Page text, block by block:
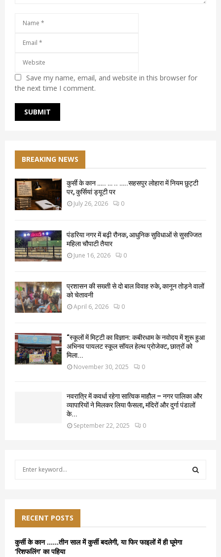
Save my name, email, and website in this browser for
the next time I comment.
BREAKING NEWS
कुर्सी के कान ….. … .. …..सहसपुर लोहारा में नियम छुट्टी
पर, कुर्सियां ड्यूटी पर
July 26, 2026 0
पंडरिया नगर में बढ़ी रौनक, आधुनिक सुविधाओं से सुसज्जित
महिला चौपाटी तैयार
June 16, 2026 0
प्रशासन की सख्ती से दो बाल विवाह रुके, कानून तोड़ने वालों
को चेतावनी
April 6, 2026 0
“स्कूलों में मिट्टी का विज्ञान: कबीरधाम के नवोदय में शुरू हुआ
अभिनव पायलट स्कूल सॉयल हेल्थ प्रोजेक्ट, छात्रों को
मिला...
November 30, 2025 0
नवरात्रि में कवर्धा रहेगा सात्विक माहौल – नगर पालिका और
व्यापारियों ने मिलकर लिया फैसला, मंदिरों और दुर्गा पंडालों
के...
September 22, 2025 0
f
o
r
RECENT POSTS
कुर्सी के कान ……तीन साल में कुर्सी बदलेगी, या फिर फाइलों में ही घूमेगा
‘रिशफलिंग’ का पहिया